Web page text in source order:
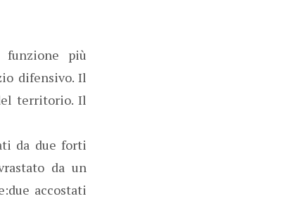
più
difensivo. Il
territorio. Il
da due forti
da un
accostati